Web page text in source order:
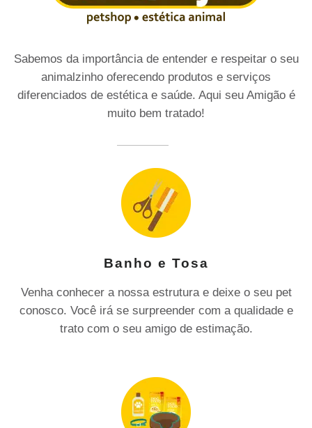
Sabemos da importância de entender e respeitar o seu
animalzinho oferecendo produtos e serviços
diferenciados de estética e saúde. Aqui seu Amigão é
muito bem tratado!
Banho e Tosa
Venha conhecer a nossa estrutura e deixe o seu pet
conosco. Você irá se surpreender com a qualidade e
trato com o seu amigo de estimação.